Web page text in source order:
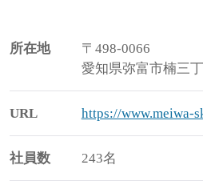
所在地
〒498-0066
愛知県弥富市楠三
URL https://www.meiwa-
社員数 243名